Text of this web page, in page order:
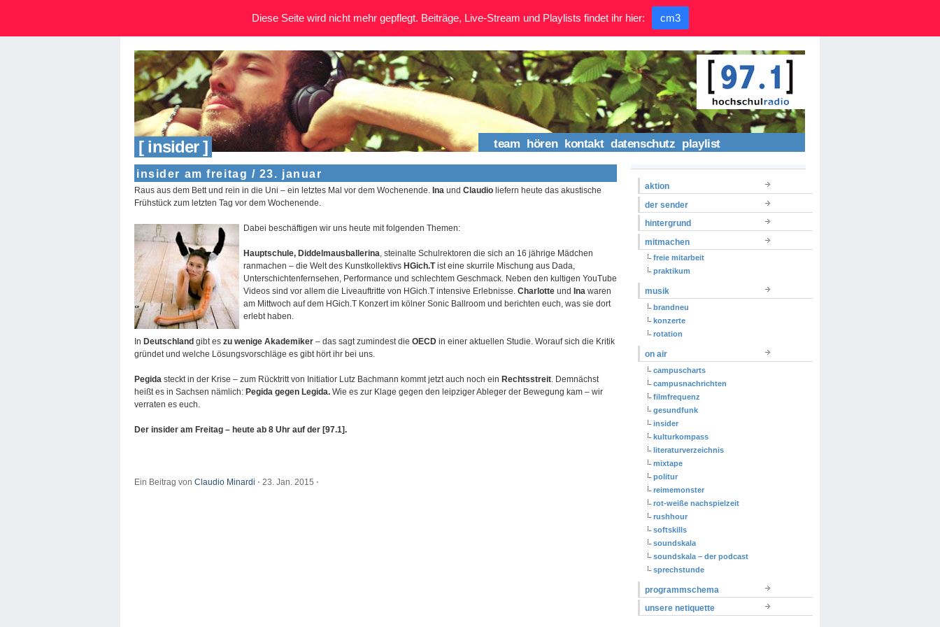
[ insider ] team hören kontakt datenschutz playlist
insider am freitag / 23. januar
Raus aus dem Bett und rein in die Uni – ein letztes Mal vor dem Wochenende. Ina und Claudio liefern heute das akustische
Frühstück zum letzten Tag vor dem Wochenende.
Dabei beschäftigen wir uns heute mit folgenden Themen:
Hauptschule, Diddelmausballerina, steinalte Schulrektoren die sich an 16 jährige Mädchen
ranmachen – die Welt des Kunstkollektivs HGich.Tist eine skurrile Mischung aus Dada,
Unterschichtenfernsehen, Performance und schlechtem Geschmack. Neben den kultigen YouTube
Videos sind vor allem die Liveauftritte von HGich.T intensive Erlebnisse. Charlotte und Ina waren
am Mittwoch auf dem HGich.T Konzert im kölner Sonic Ballroom und berichten euch, was sie dort
erlebt haben.
In Deutschland gibt es zu wenige Akademiker – das sagt zumindest die OECD in einer aktuellen Studie. Worauf sich die Kritik
gründet und welche Lösungsvorschläge es gibt hört ihr bei uns.
Pegida steckt in der Krise – zum Rücktritt von Initiatior Lutz Bachmann kommt jetzt auch noch ein Rechtsstreit. Demnächst
heißt es in Sachsen nämlich: Pegida gegen Legida. Wie es zur Klage gegen den leipziger Ableger der Bewegung kam – wir
verraten es euch.
Der insider am Freitag – heute ab 8 Uhr auf der [97.1].
Ein Beitrag von Claudio Minardi ⋅ 23. Jan. 2015 ⋅
aktion
der sender
hintergrund
mitmachen
freie mitarbeit
praktikum
musik
brandneu
konzerte
rotation
on air
campuscharts
campusnachrichten
filmfrequenz
gesundfunk
insider
kulturkompass
literaturverzeichnis
mixtape
politur
reimemonster
rot-weiße nachspielzeit
rushhour
softskills
soundskala
soundskala – der podcast
sprechstunde
programmschema
unsere netiquette
Diese Seite wird nicht mehr gepflegt. Beiträge, Live-Stream und Playlists findet ihr hier: cm3